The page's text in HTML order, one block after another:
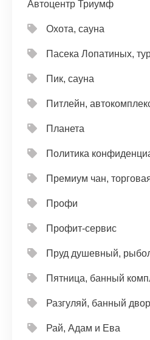
Автоцентр Триумф
Охота, сауна
Пасека Лопатиных,
Пик, сауна
Питлейн,
Планета
Политика
Премиум чан,
Профи
Профит-сервис
Пруд душевный,
Пятница, банный
Разгуляй, банный двор
Рай, Адам и Ева